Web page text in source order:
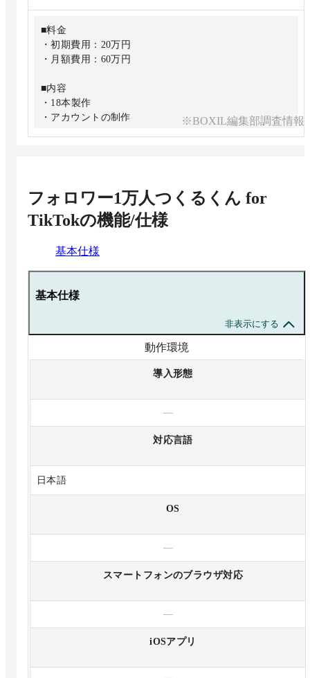
■料金
・初期費用：20万円
・月額費用：60万円
■内容
・18本製作
・アカウントの制作
・各種SNSでもUP
※BOXIL編集部調査情報
フォロワー1万人つくるくん for
TikTokの機能/仕様
基本仕様
基本仕様
非表示にする
動作環境
導入形態
—
対応言語
日本語
OS
—
スマートフォンのブラウザ対応
—
iOSアプリ